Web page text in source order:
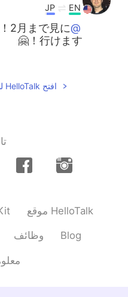
EN
JP
@tOmO.
2月まで見に
行けます！🤗
Awesome !!!
You can
still go! 🥳
افتح HelloTalk للانضمام الى المحادثة
موقع HelloTalk
وظائف Blog